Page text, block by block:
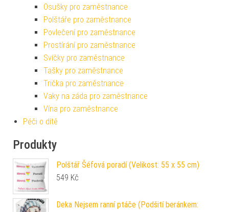
Osušky pro zaměstnance
Polštáře pro zaměstnance
Povlečení pro zaměstnance
Prostírání pro zaměstnance
Svíčky pro zaměstnance
Tašky pro zaměstnance
Trička pro zaměstnance
Vaky na záda pro zaměstnance
Vína pro zaměstnance
Péči o dítě
Produkty
Polštář Šéfová poradí (Velikost: 55 x 55 cm)
549 Kč
Deka Nejsem ranní ptáče (Podšití beránkem: